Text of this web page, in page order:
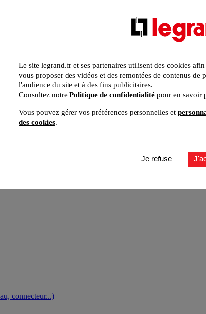
climatisation
boîte de sol
du bâtiment
connecteur...)
Le site legrand.fr et ses partenaires utilisent des cookies
vous proposer des vidéos et des remontées de contenus de
l'audience du site et à des fins publicitaires.
Consultez notre Politique de confidentialité pour en savoir
Vous pouvez gérer vos préférences personnelles et
des cookies.
Je refuse